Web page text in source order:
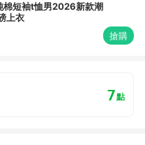
棉短袖t恤男2026新款潮
上衣
搶購
7點